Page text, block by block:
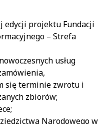
edycji projektu Fundacji
– Strefa
usług
się terminie zwrotu i
zbiorów;
Narodowego w